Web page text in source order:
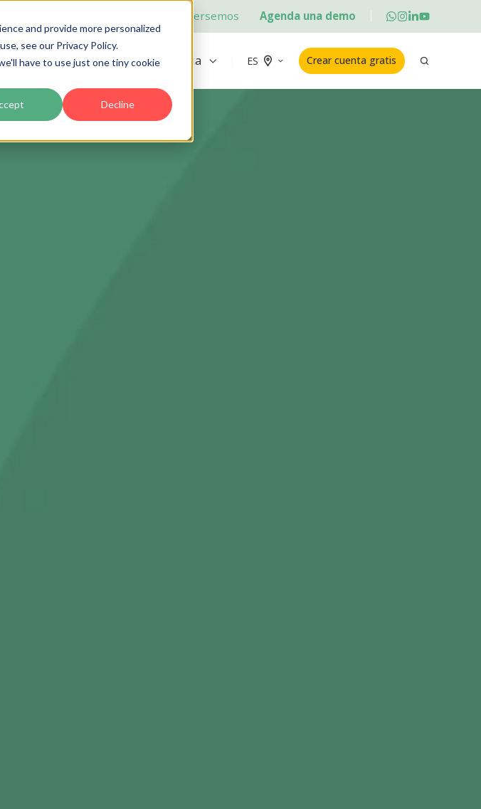
and provide more personalized
see our Privacy Policy.
have to use just one tiny cookie
Decline
Conversemos Agenda una demo
Clientes Partners Academia ES Crear cuenta gratis